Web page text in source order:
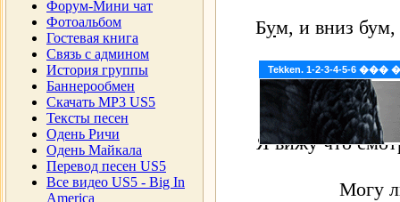
Форум-Мини чат
Фотоальбом
Гостевая книга
Cвязь с админом
История группы
Баннерообмен
Скачать MP3 US5
Тексты песен
Одень Ричи
Одень Майкала
Перевод песен US5
Все видео US5 - Big In
America
Tekken. 1-2-3-4-5-6
Бум, и вниз бум,
Невысокая ты
Твое тело
Я вижу что
Могу